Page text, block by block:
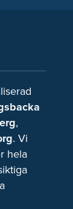
,
. Vi
hela